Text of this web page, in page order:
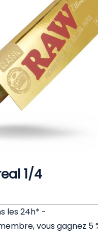
1/4
les 24h* -
vous gagnez 5